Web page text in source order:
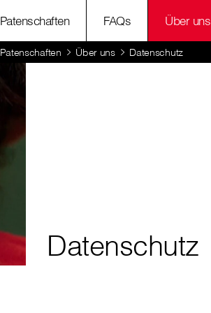
Patenschaften FAQs Über uns
Patenschaften Über uns Datenschutz
Datenschutz